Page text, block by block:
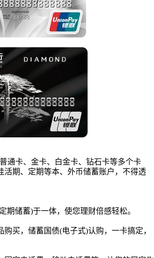
通卡、金卡、白金卡、钻石卡等多个卡
期、定期等本、外币储蓄账户， 不得透
期储蓄)于一体，使您理财倍感轻松。
购买，储蓄国债(电子式)认购，一卡搞定，